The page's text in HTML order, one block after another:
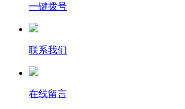
一键拨号
联系我们
在线留言